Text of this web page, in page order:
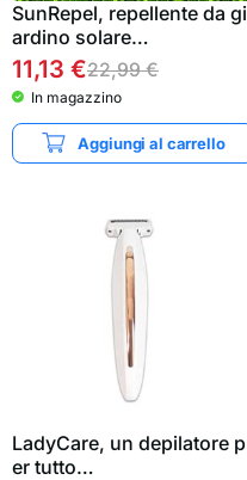
SunRepel, repellente da gi
ardino solare…
11,13 €22,99€
In magazzino
Aggiungi al carrello
LadyCare, un depilatore p
er tutto…